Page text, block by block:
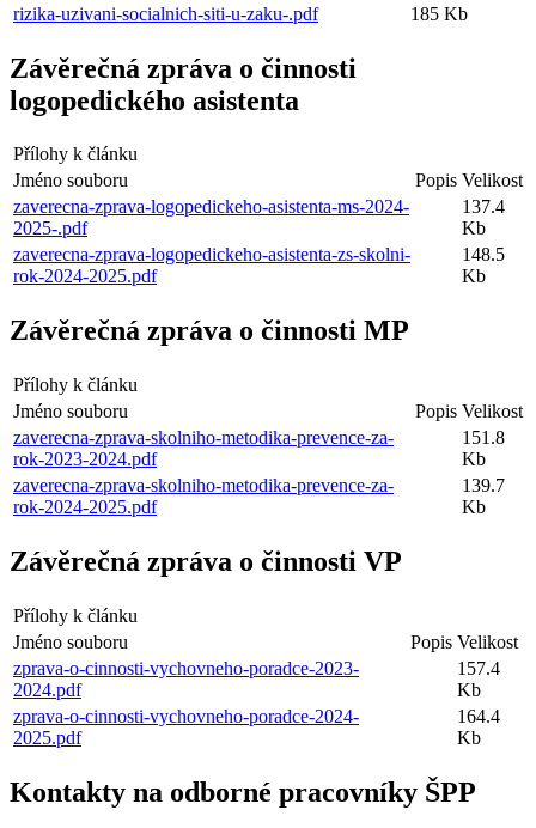
rizika-uzivani-socialnich-siti-u-zaku-.pdf 185 Kb
Závěrečná zpráva o činnosti
logopedického asistenta
Přílohy k článku
Jméno souboru
Popis Velikost
zaverecna-zprava-logopedickeho-asistenta-ms-2024-
2025-.pdf
137.4
Kb
zaverecna-zprava-logopedickeho-asistenta-zs-skolni-
rok-2024-2025.pdf
148.5
Kb
Závěrečná zpráva o činnosti MP
Přílohy k článku
Jméno souboru
Popis Velikost
zaverecna-zprava-skolniho-metodika-prevence-za-
rok-2023-2024.pdf
151.8
Kb
zaverecna-zprava-skolniho-metodika-prevence-za-
rok-2024-2025.pdf
139.7
Kb
Závěrečná zpráva o činnosti VP
Přílohy k článku
Jméno souboru
Popis Velikost
zprava-o-cinnosti-vychovneho-poradce-2023-
2024.pdf
157.4
Kb
zprava-o-cinnosti-vychovneho-poradce-2024-
2025.pdf
164.4
Kb
Kontakty na odborné pracovníky ŠPP